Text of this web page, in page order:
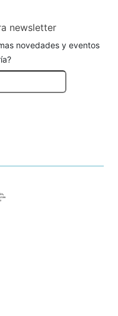
newsletter
novedades y eventos